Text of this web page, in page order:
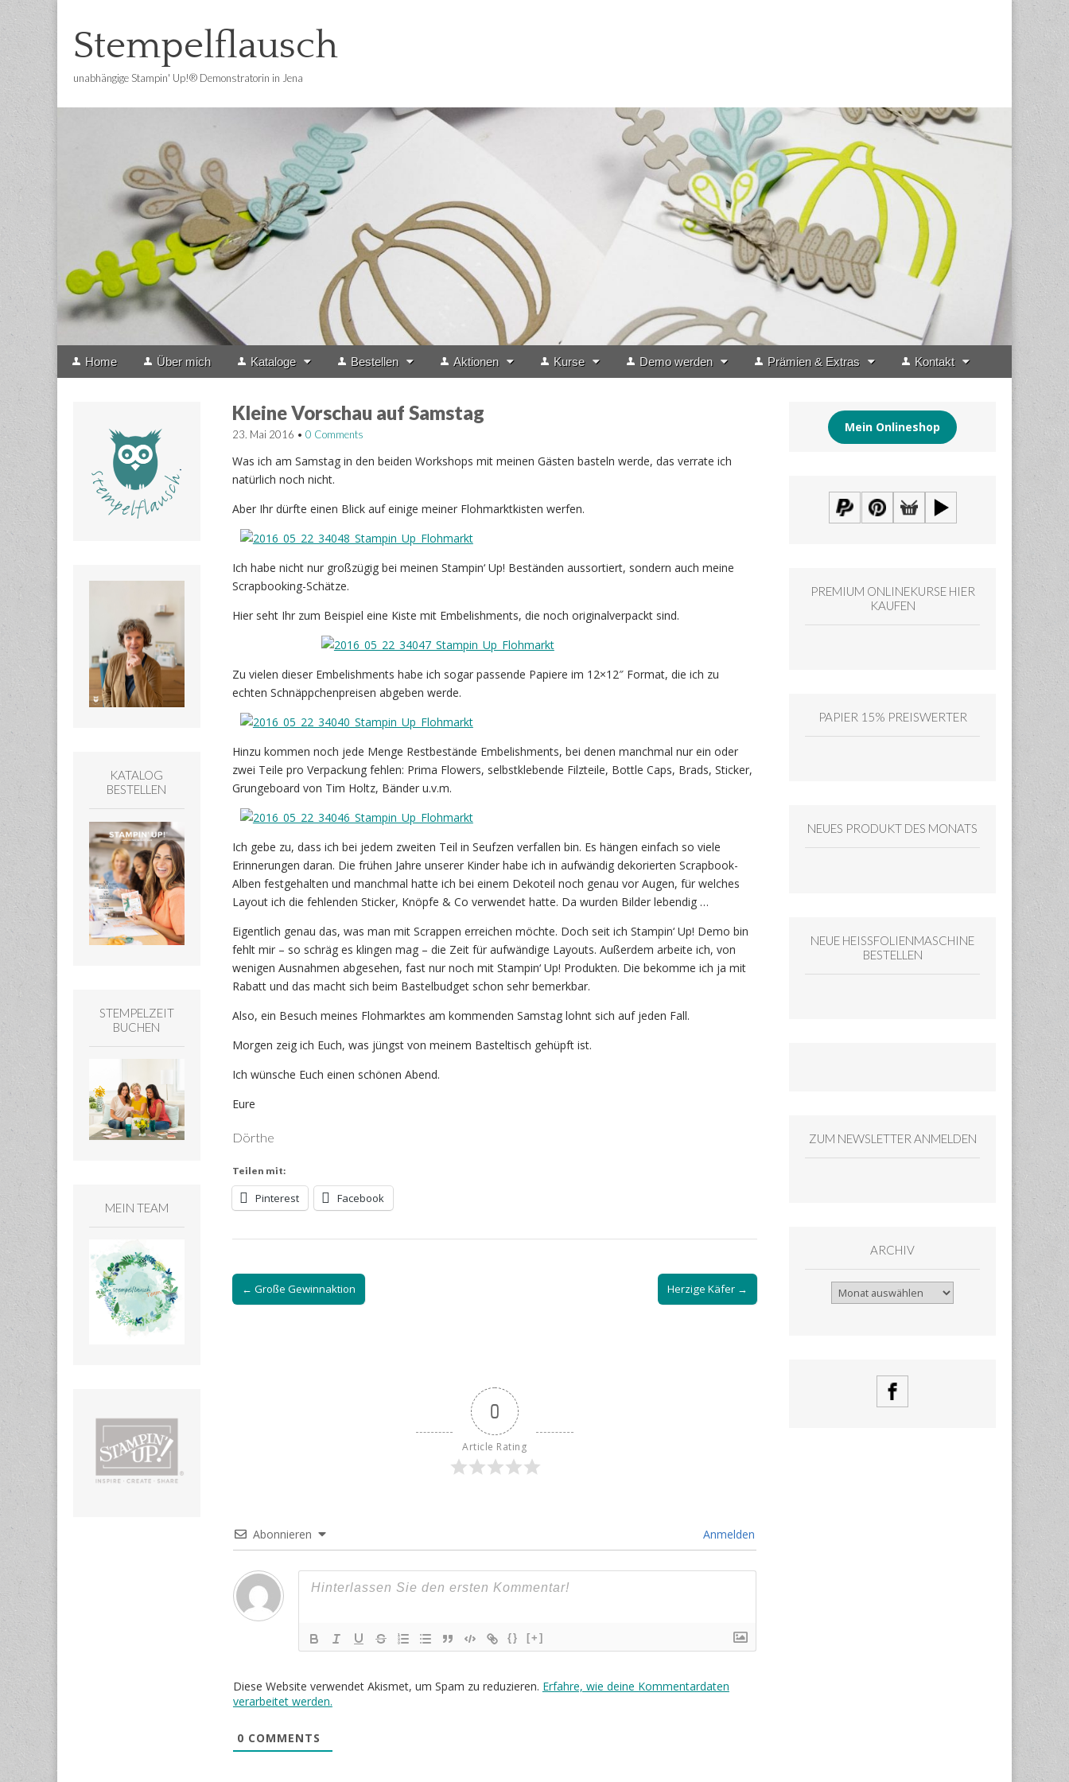
Stempelflausch
unabhängige Stampin' Up!® Demonstratorin in Jena
Main
Skip
Home Über mich Kataloge Bestellen Aktionen Kurse Demo werden Prämien & Extras Kontakt
Kleine Vorschau auf Samstag
23. Mai 2016 • 0 Comments
Was ich am Samstag in den beiden Workshops mit meinen Gästen basteln werde, das verrate ich
natürlich noch nicht.
Aber Ihr dürfte einen Blick auf einige meiner Flohmarktkisten werfen.
Ich habe nicht nur großzügig bei meinen Stampin‘ Up! Beständen aussortiert, sondern auch meine
Scrapbooking-Schätze.
Hier seht Ihr zum Beispiel eine Kiste mit Embelishments, die noch originalverpackt sind.
Zu vielen dieser Embelishments habe ich sogar passende Papiere im 12×12″ Format, die ich zu
echten Schnäppchenpreisen abgeben werde.
Hinzu kommen noch jede Menge Restbestände Embelishments, bei denen manchmal nur ein oder
zwei Teile pro Verpackung fehlen: Prima Flowers, selbstklebende Filzteile, Bottle Caps, Brads, Sticker,
Grungeboard von Tim Holtz, Bänder u.v.m.
Ich gebe zu, dass ich bei jedem zweiten Teil in Seufzen verfallen bin. Es hängen einfach so viele
Erinnerungen daran. Die frühen Jahre unserer Kinder habe ich in aufwändig dekorierten Scrapbook-
Alben festgehalten und manchmal hatte ich bei einem Dekoteil noch genau vor Augen, für welches
Layout ich die fehlenden Sticker, Knöpfe & Co verwendet hatte. Da wurden Bilder lebendig …
Eigentlich genau das, was man mit Scrappen erreichen möchte. Doch seit ich Stampin‘ Up! Demo bin
fehlt mir – so schräg es klingen mag – die Zeit für aufwändige Layouts. Außerdem arbeite ich, von
wenigen Ausnahmen abgesehen, fast nur noch mit Stampin‘ Up! Produkten. Die bekomme ich ja mit
Rabatt und das macht sich beim Bastelbudget schon sehr bemerkbar.
Also, ein Besuch meines Flohmarktes am kommenden Samstag lohnt sich auf jeden Fall.
Morgen zeig ich Euch, was jüngst von meinem Basteltisch gehüpft ist.
Ich wünsche Euch einen schönen Abend.
Eure
Dörthe
Teilen mit:
Pinterest Facebook
Post
navigation
← Große Gewinnaktion Herzige Käfer →
0
Article Rating
Abonnieren Anmelden
{} [+]
Diese Website verwendet Akismet, um Spam zu reduzieren. Erfahre, wie deine Kommentardaten
verarbeitet werden.
0 COMMENTS
KATALOG
BESTELLEN
STEMPELZEIT
BUCHEN
MEIN TEAM
Mein Onlineshop
PREMIUM ONLINEKURSE HIER
KAUFEN
PAPIER 15% PREISWERTER
NEUES PRODUKT DES MONATS
NEUE HEISSFOLIENMASCHINE
BESTELLEN
ZUM NEWSLETTER ANMELDEN
ARCHIV
Archiv